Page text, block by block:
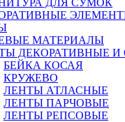
ДЛЯ СУМОК
МАТЕРИАЛЫ
ДЕКОРАТИВНЫЕ И
БЕЙКА КОСАЯ
КРУЖЕВО
ЛЕНТЫ АТЛАСНЫЕ
ЛЕНТЫ ПАРЧОВЫЕ
ЛЕНТЫ РЕПСОВЫЕ